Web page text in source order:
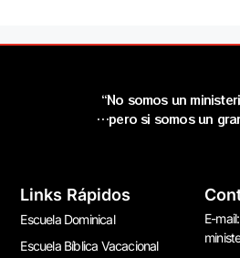
“No somos un
…pero si somos un
Links Rápidos
Escuela Dominical
Escuela Bíblica Vacacional
E-mail: